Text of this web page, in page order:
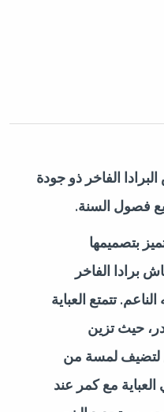
الفاخر ذو جودة
فصول السنة.
بتصميمها
برادا الفاخر
تتمتع العباية
حيث تزين
لتضيف لمسة من
مع كمر عند